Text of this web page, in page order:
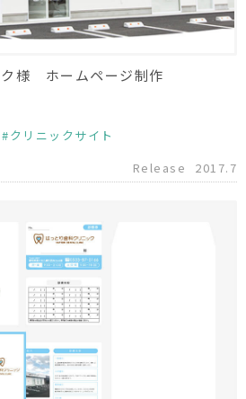
様 ホームページ制作
クリニックサイト
Release
2017.7